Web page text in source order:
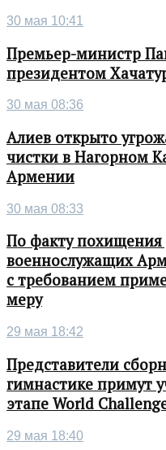
30 мая 10:41
Премьер-министр
президентом
30 мая 08:36
Алиев открыто
чистки в Нагорном
Армении
30 мая 08:33
По факту похищения
военнослужащих
с требованием
меру
29 мая 18:42
Представители
гимнастике примут
этапе World
29 мая 18:40